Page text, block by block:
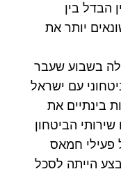
הבדל בין
יותר את
בשבוע שעבר
עם ישראל
בינתיים את
הביטחון
פעילי חמאס
הייתה לסכל